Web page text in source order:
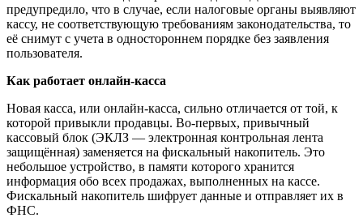
предупредило, что в случае, если налоговые органы выявляют
кассу, не соответствующую требованиям законодательства, то
её снимут с учета в одностороннем порядке без заявления
пользователя.
Как работает онлайн-касса
Новая касса, или онлайн-касса, сильно отличается от той, к
которой привыкли продавцы. Во-первых, привычный
кассовый блок (ЭКЛЗ — электронная контрольная лента
защищённая) заменяется на фискальный накопитель. Это
небольшое устройство, в памяти которого хранится
информация обо всех продажах, выполненных на кассе.
Фискальный накопитель шифрует данные и отправляет их в
ФНС.